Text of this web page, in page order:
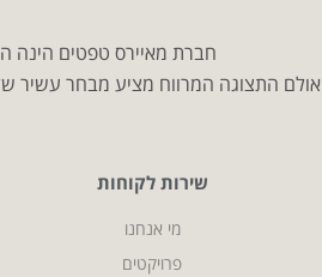
חברת מאיירס טפטים הינה
אולם התצוגה המרווח מציע מבחר עשיר של
שירות לקוחות
מי אנחנו
פרויקטים